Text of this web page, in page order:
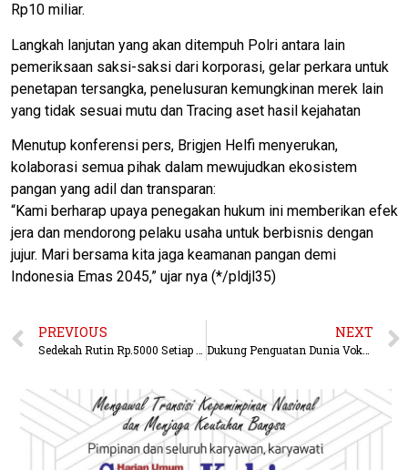
Rp10 miliar.
Langkah lanjutan yang akan ditempuh Polri antara lain
pemeriksaan saksi-saksi dari korporasi, gelar perkara untuk
penetapan tersangka, penelusuran kemungkinan merek lain
yang tidak sesuai mutu dan Tracing aset hasil kejahatan
Menutup konferensi pers, Brigjen Helfi menyerukan,
kolaborasi semua pihak dalam mewujudkan ekosistem
pangan yang adil dan transparan:
“Kami berharap upaya penegakan hukum ini memberikan efek
jera dan mendorong pelaku usaha untuk berbisnis dengan
jujur. Mari bersama kita jaga keamanan pangan demi
Indonesia Emas 2045,” ujar nya (*/pldjl35)
PREVIOUS NEXT
Dukung Penguatan Dunia Vokasi, Astra Motor Kaltim 2 Bekali Siswa Sekolah Mitra Binaan